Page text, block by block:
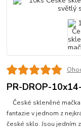
PR-DROP-
České skleněné
fantazie v jednom z
české sklo. Jsou jedním